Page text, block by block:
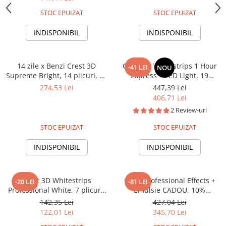
nivel albire 8, benzi albire
dinti
STOC EPUIZAT
INDISPONIBIL
STOC EPUIZAT
INDISPONIBIL
14 zile x Benzi Crest 3D
Supreme Bright, 14 plicuri, 28
benzi albire, 14% peroxid,
274,53 Lei
STOC EPUIZAT
INDISPONIBIL
-41 LEI NOU
Crest 3D Whitestrips 1 Hour
Express + LED Light, 19
plicuri, 38 plasturi, Lampa UV,
concentratie 12%, nivel albire
30, kit albire dinti
447,39 Lei
406,71 Lei
2 Review-uri
STOC EPUIZAT
INDISPONIBIL
-20 LEI
Crest 3D Whitestrips
Professional White, 7 plicuri,
14 plasturi, concentratie 10%,
nivel albire 7, kit albire dinti
142,35 Lei
122,01 Lei
-81 LEI
Crest Professional Effects +
Emulsie CADOU, 10%
concentratie, 20 zile, 40 benzi
albire, nivel albire 18, aplicare
45 min
427,04 Lei
345,70 Lei